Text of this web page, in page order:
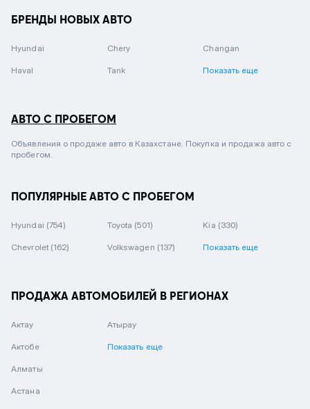
БРЕНДЫ НОВЫХ АВТО
Hyundai Chery Changan
Haval Tank Показать еще
АВТО С ПРОБЕГОМ
Объявления о продаже авто в Казахстане. Покупка и продажа авто с
пробегом.
ПОПУЛЯРНЫЕ АВТО С ПРОБЕГОМ
Hyundai (754) Toyota (501) Kia (330)
Chevrolet (162) Volkswagen (137) Показать еще
ПРОДАЖА АВТОМОБИЛЕЙ В РЕГИОНАХ
Актау
Актобе
Алматы
Астана
Атырау
Показать еще